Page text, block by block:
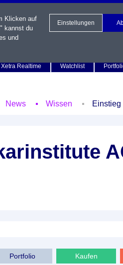
Xetra Realtime
Watchlist
News Wissen Einstieg
Kaufen
Portfolio
Klicken auf
kannst du
und
Einstellungen